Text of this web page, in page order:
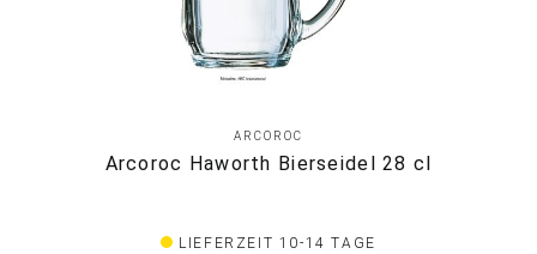
ARCOROC
Arcoroc Haworth Bierseidel 28 cl
LIEFERZEIT 10-14 TAGE